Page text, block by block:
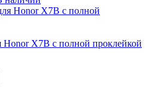
Honor X7B с полной проклейкой